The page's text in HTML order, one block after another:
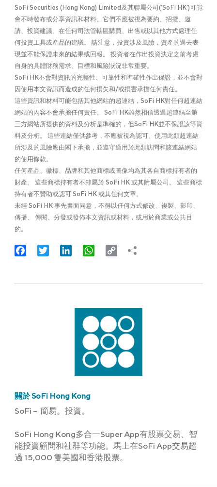
SoFi Securities (Hong Kong) Limited及其聯屬公司(‘SoFi HK’)可能
會不時發布或分享資訊和材料。它們不應被視為要約、招攬、邀
請、投資建議、在任何司法管轄區購買、出售或以其他方式處理任
何投資工具或產品的建議。 請注意，投資涉及風險，資產的過去表
現並不能保證未來的結果或回報。 投資者在作出投資決定之前考慮
自身的具體財務需求、目標和風險狀況非常重要。
SoFi HK不會對資訊的完整性、可靠性和準確性作出保證，並不會對
因使用本文資訊而造成的任何損失和/或損害承擔任何責任。
這些資訊和材料可能包括其他網站的超連結，SoFi HK對任何超連結
網站的內容不會承擔任何責任。 SoFi HK雖然相信透過超連結至第
三方網站所提供的資料及分析是準確的，但SoFi HK並不保證該等資
料及分析。 這些連結僅供參考，不應被視為認可。使用此類超連結
所涉及的風險應由閣下承擔，並遵守適用於此類訪問和該連結網站
的使用條款。
任何產品、徽標、品牌和其他商標或圖像均為其各自商標持有者的
財產。 這些商標持有者不隸屬於 SoFi HK 或其附屬公司。 這些商標
持有者不贊助或認可 SoFi HK 或其任何文章。
未經 SoFi HK 事先書面同意，不得以任何方式修改、複製、影印、
傳播、 傳閱、分發或發佈本文資訊或材料，或用於商業或公共目
的。
FacebookTwitter LinkedInWhatsApp
Copy
關於 SoFi Hong Kong
SoFi – 簡易。投資。
SoFi Hong Kong多合一Super App有股票交易、智
能投資顧問和社群等功能。馬上在SoFi App交易超
過 15,000 隻美國和香港股票。